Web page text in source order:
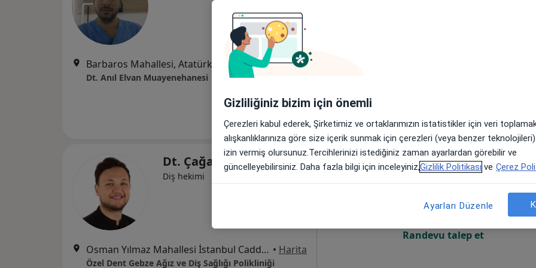
Barbaros Mahallesi, Atatürk Caddesi No:80 - 2, Kocaeli •Harita
Dt. Anıl Elvan Muayenehanesi
Dt. Çağatay Meral
Diş hekimi
Osman Yılmaz Mahallesi İstanbul Caddesi No:24/B, Gebze • Harita
Özel Dent Gebze Ağız ve Diş Sağlığı Polikliniği
Bugün
8 Ağustos
Yarın
9 Ağustos
Pzt,
10 Ağustos
Sal,
11
Online randevu erişime kapalı
Randevu talep et
Gizliliğiniz bizim için önemli
Çerezleri kabul ederek, Şirketimiz ve ortaklarımızın istatistikler için veri
alışkanlıklarınıza göre size içerik sunmak için çerezleri (veya benzer
izin vermiş olursunuz.Tercihlerinizi istediğiniz zaman ayarlardan görebilir ve
güncelleyebilirsiniz. Daha fazla bilgi için inceleyiniz,Gizlilik Politikası ve Çerez
Ayarları Düzenle